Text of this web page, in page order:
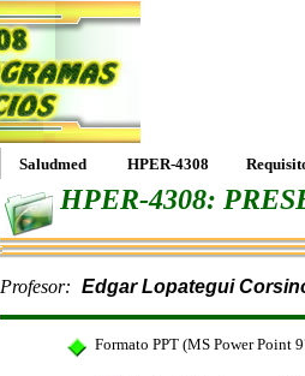
Saludmed HPER-4308
HPER-4308:
Profesor: Edgar Lopategui
Formato PPT (MS Power Point